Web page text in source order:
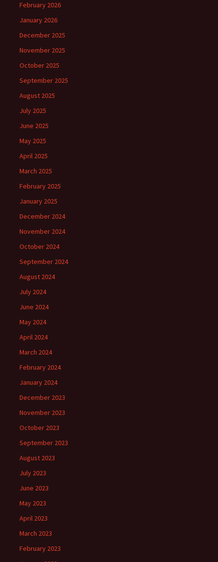
February 2026
January 2026
December 2025
November 2025
October 2025
September 2025
August 2025
July 2025
June 2025
May 2025
April 2025
March 2025
February 2025
January 2025
December 2024
November 2024
October 2024
September 2024
August 2024
July 2024
June 2024
May 2024
April 2024
March 2024
February 2024
January 2024
December 2023
November 2023
October 2023
September 2023
August 2023
July 2023
June 2023
May 2023
April 2023
March 2023
February 2023